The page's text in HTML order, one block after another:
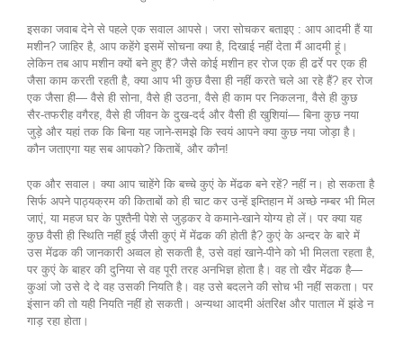
इसका जवाब देने से पहले एक सवाल आपसे। जरा सोचकर बताइए : आप आदमी हैं या
मशीन? जाहिर है, आप कहेंगे इसमें सोचना क्या है, दिखाई नहीं देता मैं आदमी हूं।
लेकिन तब आप मशीन क्यों बने हुए हैं? जैसे कोई मशीन हर रोज एक ही ढर्रे पर एक ही
जैसा काम करती रहती है, क्या आप भी कुछ वैसा ही नहीं करते चले आ रहे हैं? हर रोज
एक जैसा ही— वैसे ही सोना, वैसे ही उठना, वैसे ही काम पर निकलना, वैसे ही कुछ
सैर-तफरीह वगैरह, वैसे ही जीवन के दुख-दर्द और वैसी ही खुशियां— बिना कुछ नया
जुड़े और यहां तक कि बिना यह जाने-समझे कि स्वयं आपने क्या कुछ नया जोड़ा है।
कौन जताएगा यह सब आपको? किताबें, और कौन!
एक और सवाल। क्या आप चाहेंगे कि बच्चे कुएं के मेंढक बने रहें? नहीं न। हो सकता है
सिर्फ अपने पाठ्यक्रम की किताबों को ही चाट कर उन्हें इम्तिहान में अच्छे नम्बर भी मिल
जाएं, या महज घर के पुश्तैनी पेशे से जुड़कर वे कमाने-खाने योग्य हो लें। पर क्या यह
कुछ वैसी ही स्थिति नहीं हुई जैसी कुएं में मेंढक की होती है? कुएं के अन्दर के बारे में
उस मेंढक की जानकारी अव्वल हो सकती है, उसे वहां खाने-पीने को भी मिलता रहता है,
पर कुएं के बाहर की दुनिया से वह पूरी तरह अनभिज्ञ होता है। वह तो खैर मेंढक है—
कुआं जो उसे दे दे वह उसकी नियति है। वह उसे बदलने की सोच भी नहीं सकता। पर
इंसान की तो यही नियति नहीं हो सकती। अन्यथा आदमी अंतरिक्ष और पाताल में झंडे न
गाड़ रहा होता।